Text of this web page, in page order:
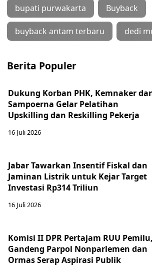
bupati purwakarta Buyback
buyback antam terbaru dedi
Berita Populer
Dukung Korban PHK, Kemnaker
Sampoerna Gelar Pelatihan
Upskilling dan Reskilling Pekerja
16 Juli 2026
Jabar Tawarkan Insentif Fiskal dan
Jaminan Listrik untuk Kejar Target
Investasi Rp314 Triliun
16 Juli 2026
Komisi II DPR Pertajam RUU Pemilu,
Gandeng Parpol Nonparlemen dan
Ormas Serap Aspirasi Publik